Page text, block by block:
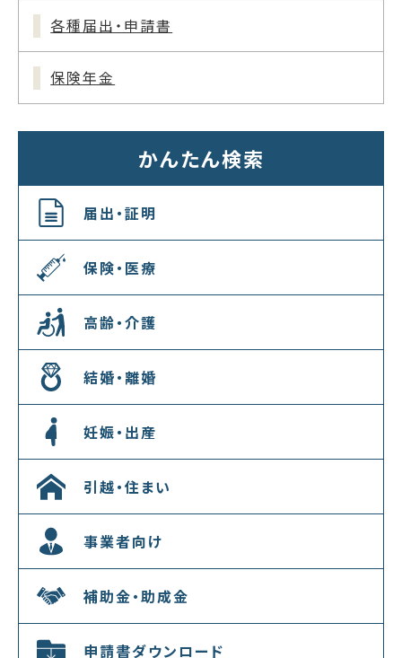
各種届出・申請書
保険年金
かんたん検索
届出・証明
保険・医療
高齢・介護
結婚・離婚
妊娠・出産
引越・住まい
事業者向け
補助金・助成金
申請書ダウンロード